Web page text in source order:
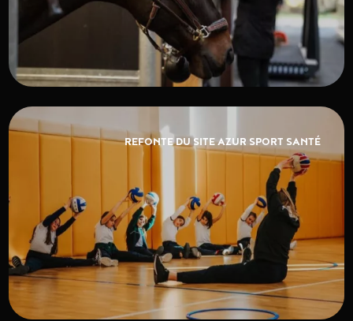
REFONTE DU SITE AZUR SPORT SANTÉ